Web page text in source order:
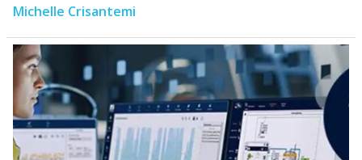
Michelle Crisantemi